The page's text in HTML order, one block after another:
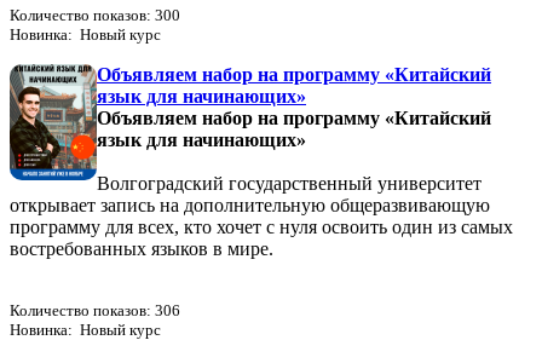
Количество показов: 300
Новинка: Новый курс
Объявляем набор на программу «Китайский
язык для начинающих»
Объявляем набор на программу «Китайский
язык для начинающих»
Волгоградский государственный университет
открывает запись на дополнительную общеразвивающую
программу для всех, кто хочет с нуля освоить один из самых
востребованных языков в мире.
Количество показов: 306
Новинка: Новый курс